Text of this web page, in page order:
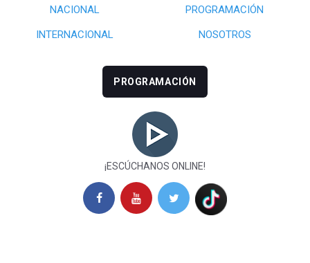
NACIONAL
PROGRAMACIÓN
INTERNACIONAL
NOSOTROS
PROGRAMACIÓN
¡ESCÚCHANOS ONLINE!